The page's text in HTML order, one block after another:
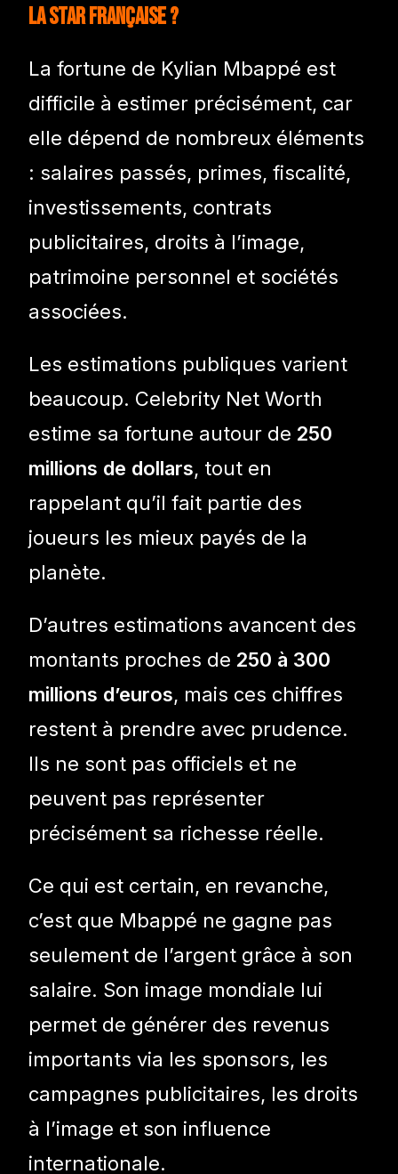
la star française ?
La fortune de Kylian Mbappé est
difficile à estimer précisément, car
elle dépend de nombreux éléments
: salaires passés, primes, fiscalité,
investissements, contrats
publicitaires, droits à l’image,
patrimoine personnel et sociétés
associées.
Les estimations publiques varient
beaucoup. Celebrity Net Worth
estime sa fortune autour de 250
millions de dollars, tout en
rappelant qu’il fait partie des
joueurs les mieux payés de la
planète.
D’autres estimations avancent des
montants proches de 250 à 300
millions d’euros, mais ces chiffres
restent à prendre avec prudence.
Ils ne sont pas officiels et ne
peuvent pas représenter
précisément sa richesse réelle.
Ce qui est certain, en revanche,
c’est que Mbappé ne gagne pas
seulement de l’argent grâce à son
salaire. Son image mondiale lui
permet de générer des revenus
importants via les sponsors, les
campagnes publicitaires, les droits
à l’image et son influence
internationale.